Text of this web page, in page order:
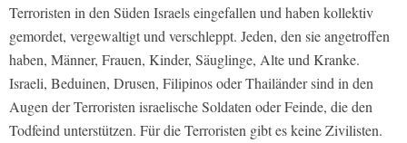
Terroristen in den Süden Israels eingefallen und haben kollektiv
gemordet, vergewaltigt und verschleppt. Jeden, den sie angetroffen
haben, Männer, Frauen, Kinder, Säuglinge, Alte und Kranke.
Israeli, Beduinen, Drusen, Filipinos oder Thailänder sind in den
Augen der Terroristen israelische Soldaten oder Feinde, die den
Todfeind unterstützen. Für die Terroristen gibt es keine Zivilisten.